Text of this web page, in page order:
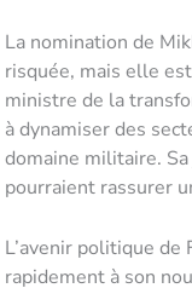
La nomination de
risquée, mais elle
ministre de la
à dynamiser des
domaine militaire.
pourraient rassurer
L’avenir politique de
rapidement à son